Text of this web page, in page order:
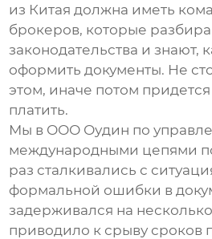
из Китая должна иметь
брокеров, которые
законодательства и знают,
оформить документы. Не
этом, иначе потом
платить.
Мы в ООО Оудин по
международными цепями
раз сталкивались с
формальной ошибки в
задерживался на
приводило к срыву сроков